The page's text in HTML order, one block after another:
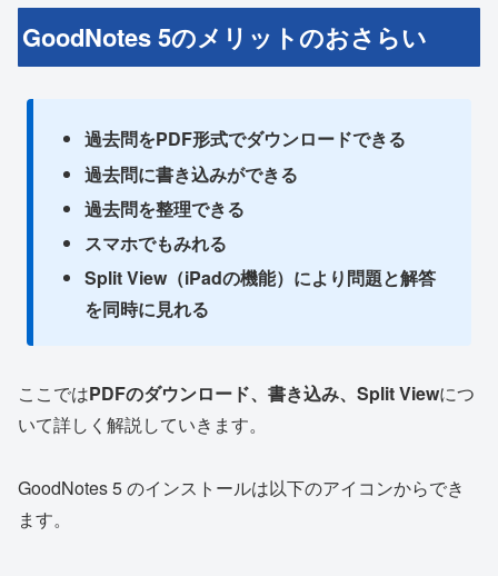
GoodNotes 5のメリットのおさらい
過去問をPDF形式でダウンロードできる
過去問に書き込みができる
過去問を整理できる
スマホでもみれる
Split View（iPadの機能）により問題と解答
を同時に見れる
ここではPDFのダウンロード、書き込み、Split Viewにつ
いて詳しく解説していきます。
GoodNotes 5 のインストールは以下のアイコンからでき
ます。